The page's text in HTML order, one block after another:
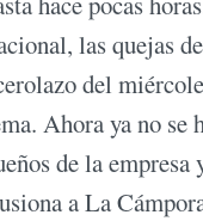
las quejas
del
Ahora ya no se
de la
a La